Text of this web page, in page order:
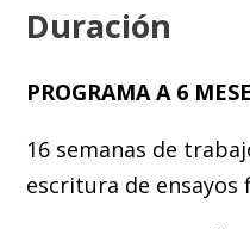
Duración
PROGRAMA A 6
16 semanas de
escritura de ensayos